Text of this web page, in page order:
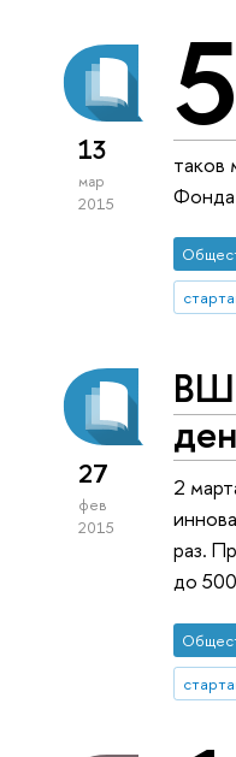
13
мар
2015
таков
27
фев
2015
2
раз.
до